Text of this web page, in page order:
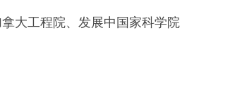
大工程院、发展中国家科学院